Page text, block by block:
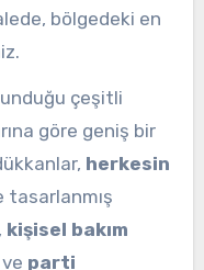
bölgedeki en
çeşitli
göre geniş bir
herkesin
tasarlanmış
kişisel bakım
ve parti